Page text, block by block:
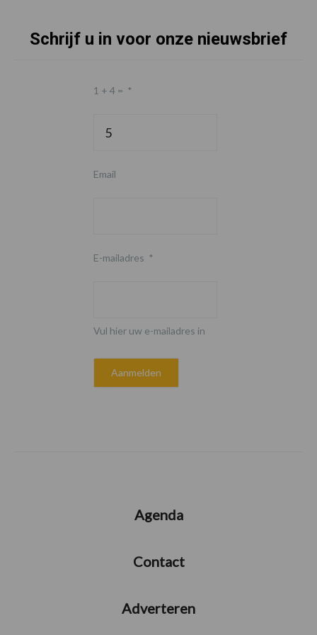
Schrijf u in voor onze nieuwsbrief
1 + 4 = *
Email
E-mailadres *
Vul hier uw e-mailadres in
Agenda
Contact
Adverteren